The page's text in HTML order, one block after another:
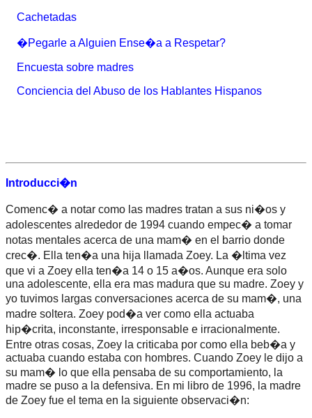
Cachetadas
�Pegarle a Alguien Ense�a a Respetar?
Encuesta sobre madres
Conciencia del Abuso de los Hablantes Hispanos
Introducci�n
Comenc� a notar como las madres tratan a sus ni�os y
adolescentes alrededor de 1994 cuando empec� a tomar
notas mentales acerca de una mam� en el barrio donde
crec�. Ella ten�a una hija llamada Zoey. La �ltima vez
que vi a Zoey ella ten�a 14 o 15 a�os. Aunque era solo
una adolescente, ella era mas madura que su madre. Zoey y
yo tuvimos largas conversaciones acerca de su mam�, una
madre soltera. Zoey pod�a ver como ella actuaba
hip�crita, inconstante, irresponsable e irracionalmente.
Entre otras cosas, Zoey la criticaba por como ella beb�a y
actuaba cuando estaba con hombres. Cuando Zoey le dijo a
su mam� lo que ella pensaba de su comportamiento, la
madre se puso a la defensiva. En mi libro de 1996, la madre
de Zoey fue el tema en la siguiente observaci�n: